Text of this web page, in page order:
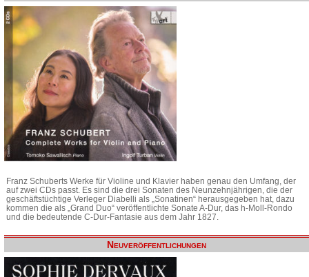
Franz Schuberts Werke für Violine und Klavier haben genau den Umfang, der
auf zwei CDs passt. Es sind die drei Sonaten des Neunzehnjährigen, die der
geschäftstüchtige Verleger Diabelli als „Sonatinen“ herausgegeben hat, dazu
kommen die als „Grand Duo“ veröffentlichte Sonate A-Dur, das h-Moll-Rondo
und die bedeutende C-Dur-Fantasie aus dem Jahr 1827.
Neuveröffentlichungen